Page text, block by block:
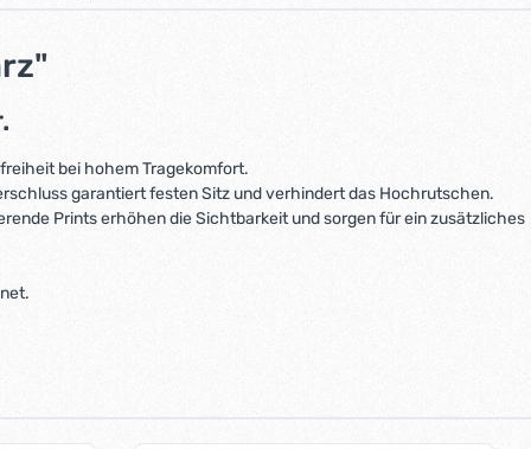
bei hohem Tragekomfort.
garantiert festen Sitz und verhindert das Hochrutschen.
Prints erhöhen die Sichtbarkeit und sorgen für ein zusätzliches